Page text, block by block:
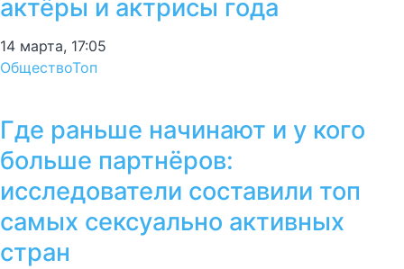
актёры и актрисы года
14 марта, 17:05
ОбществоТоп
Где раньше начинают и у кого
больше партнёров:
исследователи составили топ
самых сексуально активных
стран